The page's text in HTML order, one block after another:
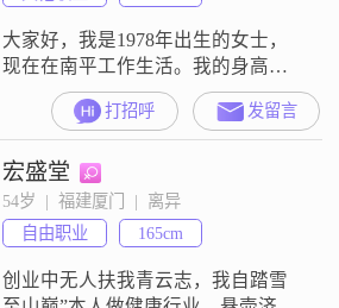
大家好，我是1978年出生的女士，
现在在南平工作生活。我的身高是
129cm，学历是高中及以下。我的月
收入在8001元到12000元之间。我是
一个温柔体贴的人，也很善解人
意。平时性格开朗爱笑，独立自
信，心态乐观积极。我心思细腻敏
感，但平时随和易相处。我热爱生
活，为人真诚可靠，平时也注重健
康管理。我在寻找一段真诚长久的
关系
打招呼 发留言
宏盛堂
54岁  |  福建厦门  |  离异
自由职业
165cm
创业中无人扶我青云志，我自踏雪